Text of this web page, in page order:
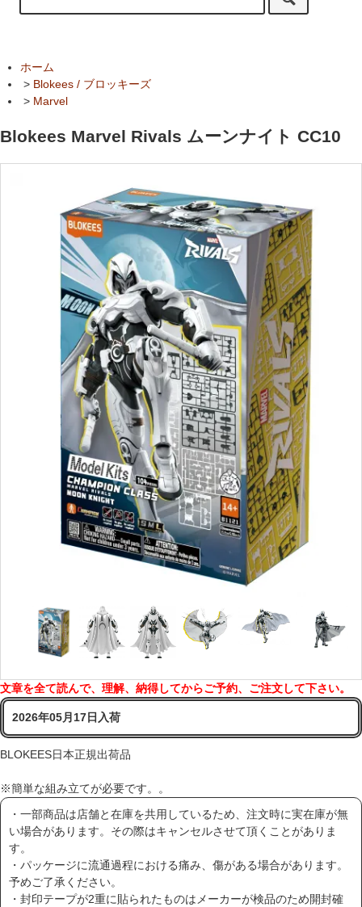
ホーム
> Blokees / ブロッキーズ
> Marvel
Blokees Marvel Rivals ムーンナイト CC10
文章を全て読んで、理解、納得してからご予約、ご注文して下さい。
2026年05月17日入荷
BLOKEES日本正規出荷品
※簡単な組み立てが必要です。。
・一部商品は店舗と在庫を共用しているため、注文時に実在庫が無
い場合があります。その際はキャンセルさせて頂くことがありま
す。
・パッケージに流通過程における痛み、傷がある場合があります。
予めご了承ください。
・封印テープが2重に貼られたものはメーカーが検品のため開封確